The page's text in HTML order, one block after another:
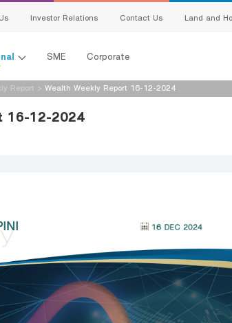
Investor Relations Contact Us Land and
SME Corporate
Report > Wealth Weekly Report 16-12-2024
16-12-2024